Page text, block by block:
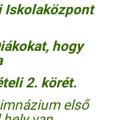
Iskolaközpont
hogy
2. körét.
első